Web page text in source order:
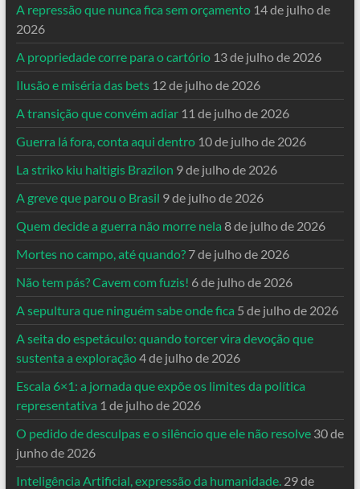
A repressão que nunca fica sem orçamento 14 de julho de
2026
A propriedade corre para o cartório 13 de julho de 2026
Ilusão e miséria das bets 12 de julho de 2026
A transição que convém adiar 11 de julho de 2026
Guerra lá fora, conta aqui dentro 10 de julho de 2026
La striko kiu haltigis Brazilon 9 de julho de 2026
A greve que parou o Brasil 9 de julho de 2026
Quem decide a guerra não morre nela 8 de julho de 2026
Mortes no campo, até quando? 7 de julho de 2026
Não tem pás? Cavem com fuzis! 6 de julho de 2026
A sepultura que ninguém sabe onde fica 5 de julho de 2026
A seita do espetáculo: quando torcer vira devoção que
sustenta a exploração4 de julho de 2026
Escala 6×1: a jornada que expõe os limites da política
representativa 1 de julho de 2026
O pedido de desculpas e o silêncio que ele não resolve 30 de
junho de 2026
Inteligência Artificial, expressão da humanidade. 29 de